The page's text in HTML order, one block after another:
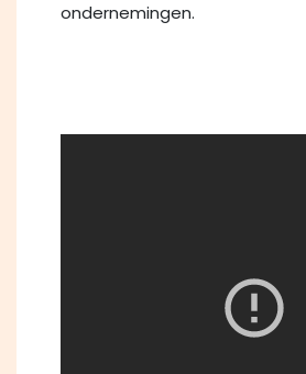
ondernemingen.